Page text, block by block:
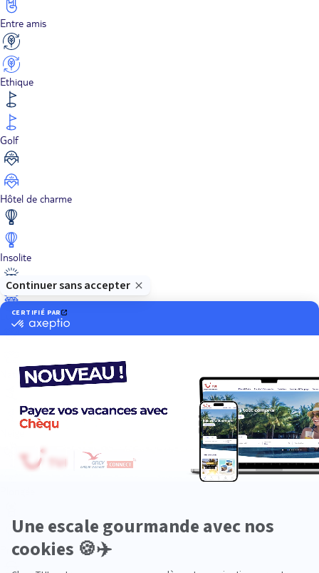
Entre amis
Ethique
Golf
Hôtel de charme
Insolite
Luxe
Nature
Premium